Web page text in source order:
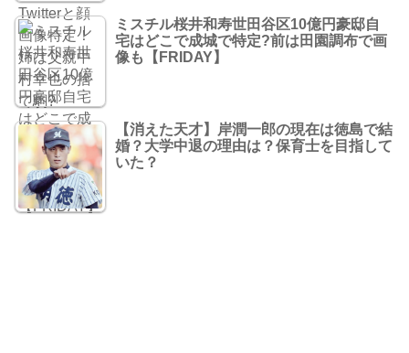
ミスチル桜井和寿世田谷区10億円豪邸自
宅はどこで成城で特定?前は田園調布で画
像も【FRIDAY】
【消えた天才】岸潤一郎の現在は徳島で結
婚？大学中退の理由は？保育士を目指して
いた？